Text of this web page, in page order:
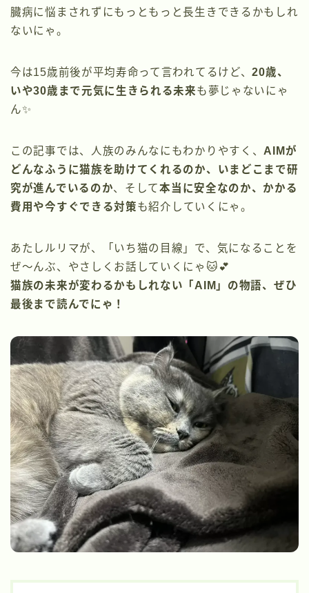
臓病に悩まされずにもっともっと長生きできるかもしれ
ないにゃ。
今は15歳前後が平均寿命って言われてるけど、20歳、
いや30歳まで元気に生きられる未来も夢じゃないにゃ
ん✨
この記事では、人族のみんなにもわかりやすく、 AIMが
どんなふうに猫族を助けてくれるのか、いまどこまで研
究が進んでいるのか、そして本当に安全なのか、かかる
費用や今すぐできる対策も紹介していくにゃ。
あたしルリマが、「いち猫の目線」で、気になることを
ぜ〜んぶ、やさしくお話していくにゃ🐱💕
猫族の未来が変わるかもしれない「AIM」の物語、ぜひ
最後まで読んでにゃ！